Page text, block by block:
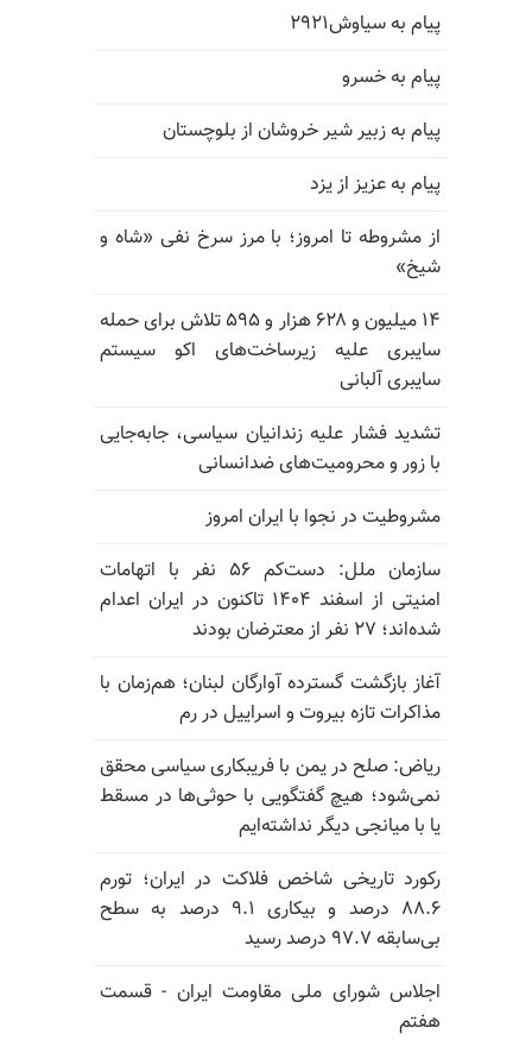
پیام به سیاوش۲۹۲۱
پیام به خسرو
پیام به زبیر شیر خروشان از بلوچستان
پیام به عزیز از یزد
از مشروطه تا امروز؛ با مرز سرخ نفی «شاه و
شیخ»
۱۴ میلیون و ۶۲۸ هزار و ۵۹۵ تلاش برای حمله
سایبری علیه زیرساخت‌های اکو سیستم
سایبری آلبانی
تشدید فشار علیه زندانیان سیاسی، جابه‌جایی
با زور و محرومیت‌های ضدانسانی
مشروطیت در نجوا با ایران امروز
سازمان ملل: دست‌کم ۵۶ نفر با اتهامات
امنیتی از اسفند ۱۴۰۴ تاکنون در ایران اعدام
شده‌اند؛ ۲۷ نفر از معترضان بودند
آغاز بازگشت گسترده آوارگان لبنان؛ هم‌زمان با
مذاکرات تازه بیروت و اسراییل در رم
ریاض: صلح در یمن با فریبکاری سیاسی محقق
نمی‌شود؛ هیچ گفتگویی با حوثی‌ها در مسقط
یا با میانجی دیگر نداشته‌ایم
رکورد تاریخی شاخص فلاکت در ایران؛ تورم
۸۸.۶ درصد و بیکاری ۹.۱ درصد به سطح
بی‌سابقه ۹۷.۷ درصد رسید
اجلاس شورای ملی مقاومت ایران - قسمت
هفتم